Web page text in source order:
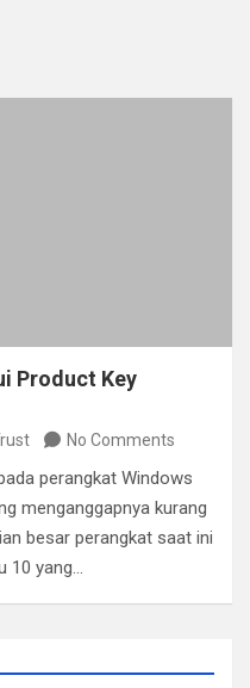
Product Key
No Comments
perangkat Windows
menganggapnya kurang
besar perangkat saat ini
10 yang…